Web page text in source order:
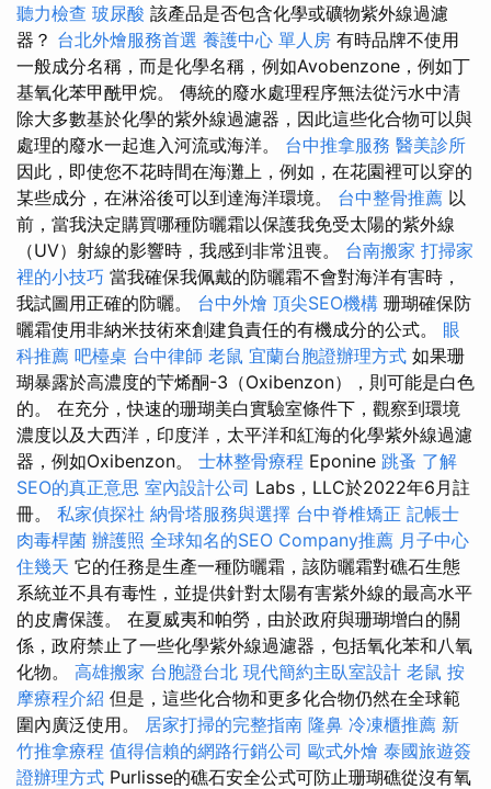
聽力檢查 玻尿酸 該產品是否包含化學或礦物紫外線過濾
器？ 台北外燴服務首選 養護中心 單人房 有時品牌不使用
一般成分名稱，而是化學名稱，例如Avobenzone，例如丁
基氧化苯甲酰甲烷。 傳統的廢水處理程序無法從污水中清
除大多數基於化學的紫外線過濾器，因此這些化合物可以與
處理的廢水一起進入河流或海洋。 台中推拿服務 醫美診所
因此，即使您不花時間在海灘上，例如，在花園裡可以穿的
某些成分，在淋浴後可以到達海洋環境。 台中整骨推薦 以
前，當我決定購買哪種防曬霜以保護我免受太陽的紫外線
（UV）射線的影響時，我感到非常沮喪。 台南搬家 打掃家
裡的小技巧 當我確保我佩戴的防曬霜不會對海洋有害時，
我試圖用正確的防曬。 台中外燴 頂尖SEO機構 珊瑚確保防
曬霜使用非納米技術來創建負責任的有機成分的公式。 眼
科推薦 吧檯桌 台中律師 老鼠 宜蘭台胞證辦理方式 如果珊
瑚暴露於高濃度的芐烯酮-3（Oxibenzon），則可能是白色
的。 在充分，快速的珊瑚美白實驗室條件下，觀察到環境
濃度以及大西洋，印度洋，太平洋和紅海的化學紫外線過濾
器，例如Oxibenzon。 士林整骨療程 Eponine 跳蚤 了解
SEO的真正意思 室內設計公司 Labs，LLC於2022年6月註
冊。 私家偵探社 納骨塔服務與選擇 台中脊椎矯正 記帳士
肉毒桿菌 辦護照 全球知名的SEO Company推薦 月子中心
住幾天 它的任務是生產一種防曬霜，該防曬霜對礁石生態
系統並不具有毒性，並提供針對太陽有害紫外線的最高水平
的皮膚保護。 在夏威夷和帕勞，由於政府與珊瑚增白的關
係，政府禁止了一些化學紫外線過濾器，包括氧化苯和八氧
化物。 高雄搬家 台胞證台北 現代簡約主臥室設計 老鼠 按
摩療程介紹 但是，這些化合物和更多化合物仍然在全球範
圍內廣泛使用。 居家打掃的完整指南 隆鼻 冷凍櫃推薦 新
竹推拿療程 值得信賴的網路行銷公司 歐式外燴 泰國旅遊簽
證辦理方式 Purlisse的礁石安全公式可防止珊瑚礁從沒有氧